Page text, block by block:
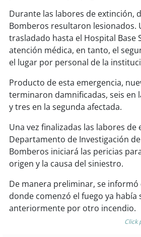
soyarauco
soytemuco
soyvaldivia
soyosorno
soypuertomontt
soychiloé
Durante las labores de extinción,
Bomberos resultaron lesionados.
trasladado hasta el Hospital Base
atención médica, en tanto, el
el lugar por personal de la
Producto de esta emergencia,
terminaron damnificadas, seis en
y tres en la segunda afectada.
Una vez finalizadas las labores de
Departamento de Investigación
Bomberos iniciará las pericias
origen y la causa del siniestro.
De manera preliminar, se informó
donde comenzó el fuego ya había
anteriormente por otro incendio.
Click